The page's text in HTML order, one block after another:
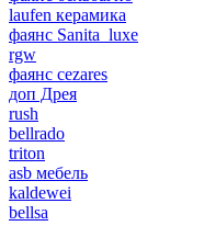
laufen керамика
фаянс Sanita_luxe
rgw
фаянс cezares
доп Дрея
rush
bellrado
triton
asb мебель
kaldewei
bellsa